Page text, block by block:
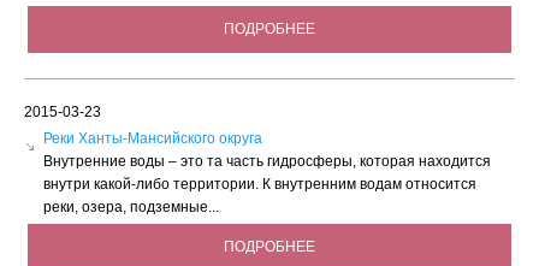
ПОДРОБНЕЕ
2015-03-23
Реки Ханты-Мансийского округа
Внутренние воды – это та часть гидросферы, которая находится
внутри какой-либо территории. К внутренним водам относится
реки, озера, подземные...
ПОДРОБНЕЕ